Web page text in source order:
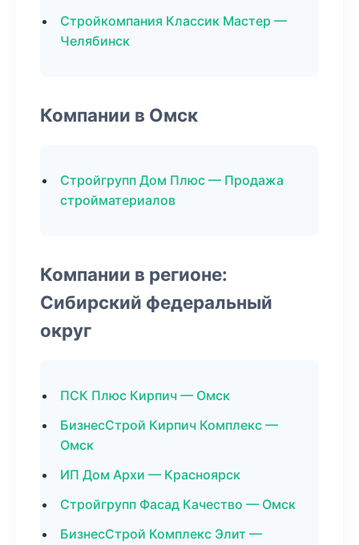
Стройкомпания Классик Мастер —
Челябинск
Компании в Омск
Стройгрупп Дом Плюс — Продажа
стройматериалов
Компании в регионе:
Сибирский федеральный
округ
ПСК Плюс Кирпич — Омск
БизнесСтрой Кирпич Комплекс —
Омск
ИП Дом Архи — Красноярск
Стройгрупп Фасад Качество — Омск
БизнесСтрой Комплекс Элит —